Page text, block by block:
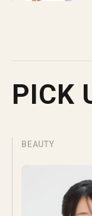
PICK
BEAUTY